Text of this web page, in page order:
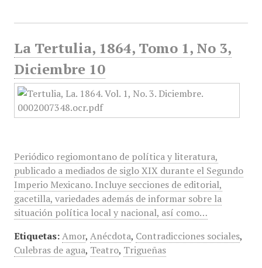
La Tertulia, 1864, Tomo 1, No 3,
Diciembre 10
Periódico regiomontano de política y literatura,
publicado a mediados de siglo XIX durante el Segundo
Imperio Mexicano. Incluye secciones de editorial,
gacetilla, variedades además de informar sobre la
situación política local y nacional, así como…
Etiquetas: Amor, Anécdota, Contradicciones sociales,
Culebras de agua, Teatro, Trigueñas